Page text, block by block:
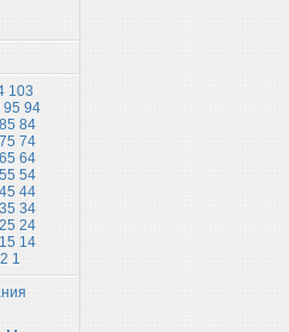
103
95 94
85 84
75 74
65 64
55 54
45 44
35 34
25 24
15 14
2 1